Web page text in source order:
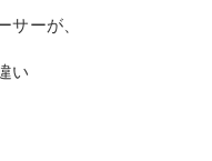
サーが、
い